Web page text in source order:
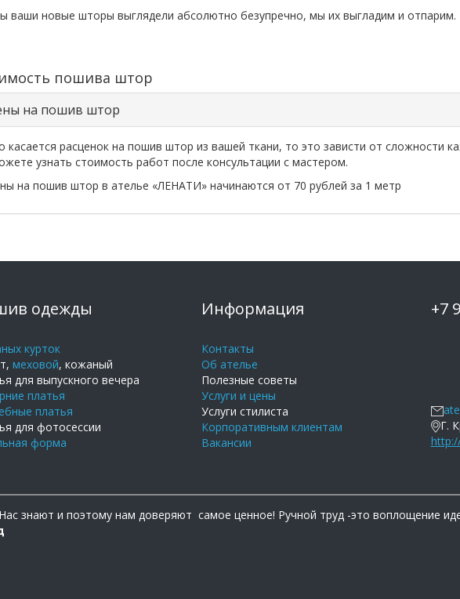
ваши новые шторы выглядели абсолютно безупречно, мы их выгладим и отпарим.
пошива штор
на пошив штор
касается расценок на пошив штор из вашей ткани, то это зависти от сложности
узнать стоимость работ после консультации с мастером.
на пошив штор в ателье «ЛЕНАТИ» начинаются от 70 рублей за 1 метр
одежды
курток
меховой, кожаный
для выпускного вечера
платья
платья
для фотосессии
форма
Информация
Контакты
Об ателье
Полезные советы
Услуги и цены
Услуги стилиста
Корпоративным клиентам
Вакансии
+7
Г.
знают и поэтому нам доверяют самое ценное! Ручной труд -это воплощение